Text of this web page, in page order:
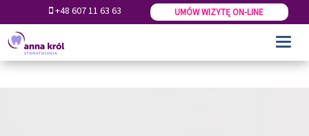
+48 607 11 63 63 UMÓW WIZYTĘ ON-LINE